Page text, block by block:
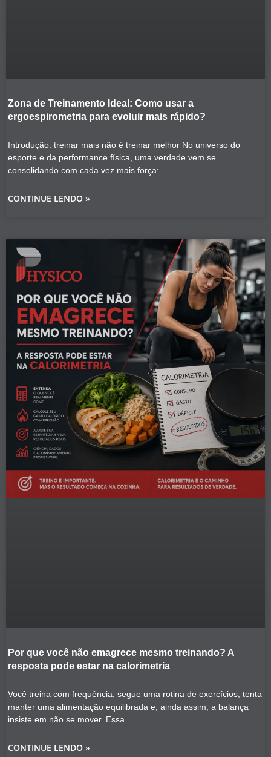
Zona de Treinamento Ideal: Como usar a
ergoespirometria para evoluir mais rápido?
Introdução: treinar mais não é treinar melhor No universo do
esporte e da performance física, uma verdade vem se
consolidando com cada vez mais força:
CONTINUE LENDO »
Por que você não emagrece mesmo treinando? A
resposta pode estar na calorimetria
Você treina com frequência, segue uma rotina de exercícios, tenta
manter uma alimentação equilibrada e, ainda assim, a balança
insiste em não se mover. Essa
CONTINUE LENDO »